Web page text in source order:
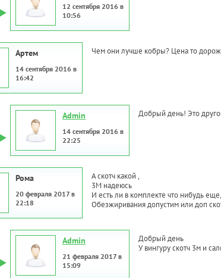
12 сентября 2016 в
10:56
Артем
14 сентября 2016 в
16:42
Чем они лучше кобры? Цена то
Admin
14 сентября 2016 в
22:25
Добрый день! Это
Рома
20 февраля 2017 в
22:18
А скотч какой ,
3М надеюсь
И есть ли в комплекте что нибудь
Обезжиривания допустим или доп
Admin
21 февраля 2017 в
15:09
Добрый день
У вингуру скотч 3м и